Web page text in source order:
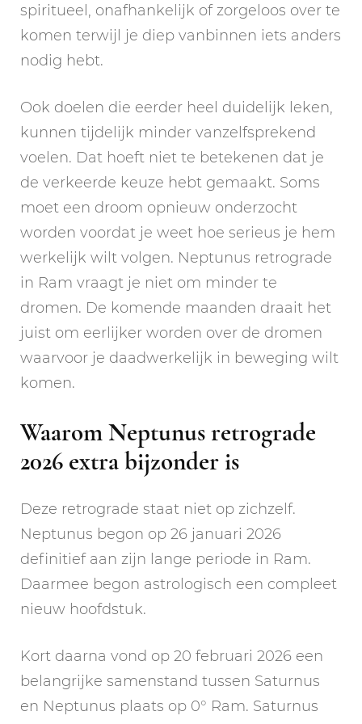
spiritueel, onafhankelijk of zorgeloos over te
komen terwijl je diep vanbinnen iets anders
nodig hebt.
Ook doelen die eerder heel duidelijk leken,
kunnen tijdelijk minder vanzelfsprekend
voelen. Dat hoeft niet te betekenen dat je
de verkeerde keuze hebt gemaakt. Soms
moet een droom opnieuw onderzocht
worden voordat je weet hoe serieus je hem
werkelijk wilt volgen. Neptunus retrograde
in Ram vraagt je niet om minder te
dromen. De komende maanden draait het
juist om eerlijker worden over de dromen
waarvoor je daadwerkelijk in beweging wilt
komen.
Waarom Neptunus retrograde
2026 extra bijzonder is
Deze retrograde staat niet op zichzelf.
Neptunus begon op 26 januari 2026
definitief aan zijn lange periode in Ram.
Daarmee begon astrologisch een compleet
nieuw hoofdstuk.
Kort daarna vond op 20 februari 2026 een
belangrijke samenstand tussen Saturnus
en Neptunus plaats op 0° Ram. Saturnus